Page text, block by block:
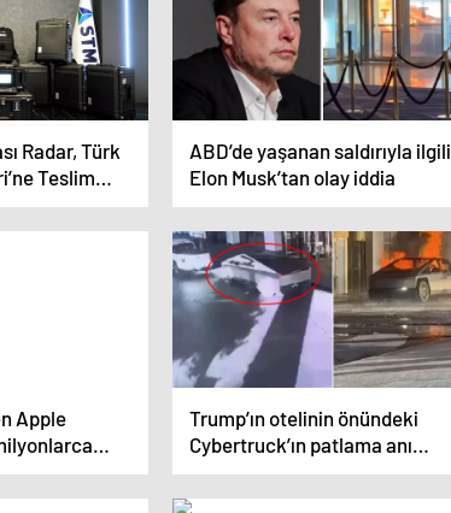
Radar, Türk
Teslim
ABD’de yaşanan saldırıyla ilgili
Elon Musk’tan olay iddia
Apple
Trump’ın otelinin önündeki
Cybertruck’ın patlama anı
kamerada